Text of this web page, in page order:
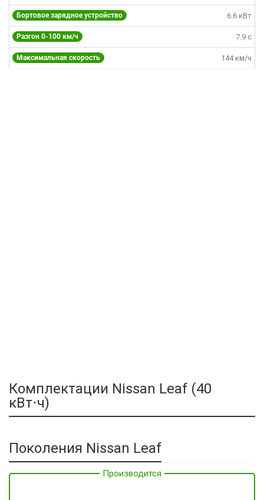
Бортовое зарядное устройство 6.6 кВт
Разгон 0-100 км/ч 7.9 c
Максимальная скорость 144 км/ч
Комплектации Nissan Leaf (40
кВт⋅ч)
Поколения Nissan Leaf
Производится